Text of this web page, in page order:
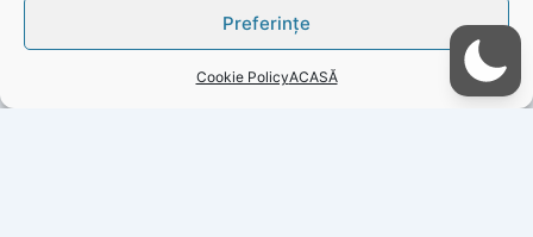
Preferințe
Cookie PolicyACASĂ